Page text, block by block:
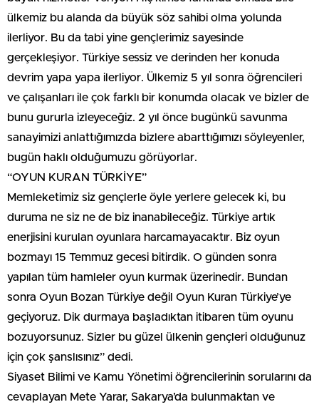
ülkemiz bu alanda da büyük söz sahibi olma yolunda
ilerliyor. Bu da tabi yine gençlerimiz sayesinde
gerçekleşiyor. Türkiye sessiz ve derinden her konuda
devrim yapa yapa ilerliyor. Ülkemiz 5 yıl sonra öğrencileri
ve çalışanları ile çok farklı bir konumda olacak ve bizler de
bunu gururla izleyeceğiz. 2 yıl önce bugünkü savunma
sanayimizi anlattığımızda bizlere abarttığımızı söyleyenler,
bugün haklı olduğumuzu görüyorlar.
“OYUN KURAN TÜRKİYE”
Memleketimiz siz gençlerle öyle yerlere gelecek ki, bu
duruma ne siz ne de biz inanabileceğiz. Türkiye artık
enerjisini kurulan oyunlara harcamayacaktır. Biz oyun
bozmayı 15 Temmuz gecesi bitirdik. O günden sonra
yapılan tüm hamleler oyun kurmak üzerinedir. Bundan
sonra Oyun Bozan Türkiye değil Oyun Kuran Türkiye’ye
geçiyoruz. Dik durmaya başladıktan itibaren tüm oyunu
bozuyorsunuz. Sizler bu güzel ülkenin gençleri olduğunuz
için çok şanslısınız” dedi.
Siyaset Bilimi ve Kamu Yönetimi öğrencilerinin sorularını da
cevaplayan Mete Yarar, Sakarya’da bulunmaktan ve